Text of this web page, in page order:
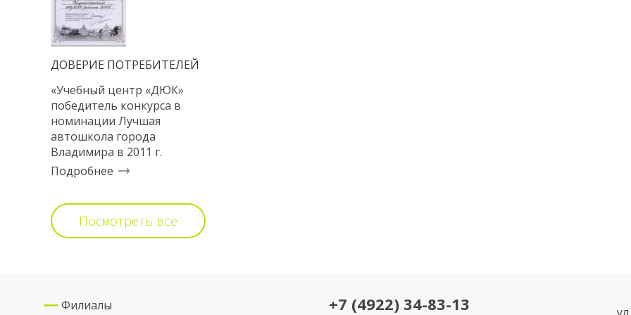
ДОВЕРИЕ ПОТРЕБИТЕЛЕЙ
«Учебный центр «ДЮК»
победитель конкурса в
номинации Лучшая
автошкола города
Владимира в 2011 г.
Подробнее
Посмотреть все
Филиалы +7 (4922) 34-83-13